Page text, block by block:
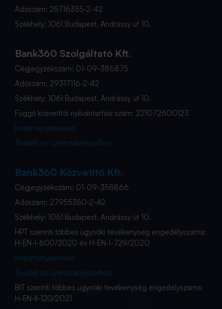
Adószám: 25716355-2-42
Székhely: 1061 Budapest, Andrássy út 10.
Bank360 Szolgáltató Kft.
Cégjegyzékszám: 01-09-386875
Adószám: 29317116-2-42
Székhely: 1061 Budapest, Andrássy út 10.
Függő közvetítői nyilvántartási szám: 221072600123
Intézménykeresés
Tovább az üzletszabályzathoz
Bank360 Közvetítő Kft.
Cégjegyzékszám: 01-09-358866
Adószám: 27955350-2-42
Székhely: 1061 Budapest, Andrássy út 10.
HPT szerinti többes ügynöki tevékenység engedélyszáma:
H-EN-I-600/2020 és H-EN-I-729/2020
Intézménykeresés
Tovább az üzletszabályzathoz
BIT szerinti többes ügynöki tevékenység engedélyszáma:
H-EN-II-120/2021